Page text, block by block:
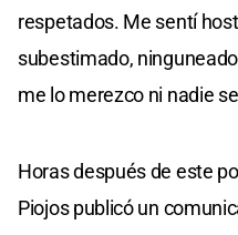
respetados. Me sentí
subestimado,
me lo merezco ni nadie
Horas después de este
Piojos publicó un